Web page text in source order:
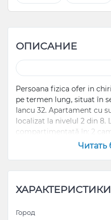
ОПИСАНИЕ
Persoana fizica ofer in
pe termen lung, situat în
Iancu 32. Apartament cu
localizat la nivelul 2 din 8.
compartimentată în: 2
ХАРАКТЕРИСТИКИ
Город